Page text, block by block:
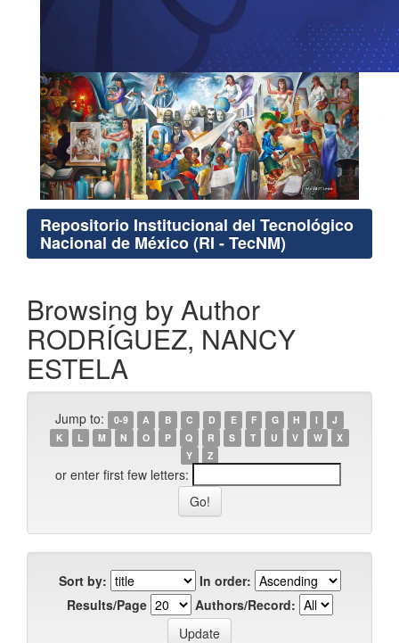
Repositorio Institucional del Tecnológico
Nacional de México (RI - TecNM)
Browsing by Author
RODRÍGUEZ, NANCY
ESTELA
Jump to: 0-9 A B C D E F G H I
J
K
L M N O P Q R S T U V W
X
Y
Z
or enter first few letters:
Sort by:
In order:
Results/Page
Authors/Record: